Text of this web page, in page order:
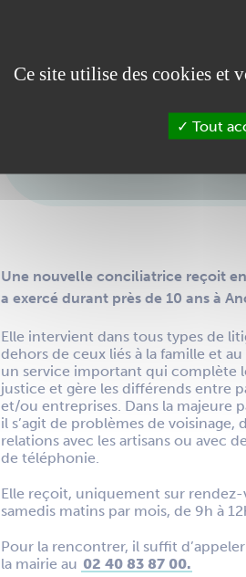
Une
Une nouvelle conciliatrice reçoit en
a exercé durant près de 10 ans à
Elle intervient dans tous types de
dehors de ceux liés à la famille et au
un service important qui complète
justice et gère les différends entre
et/ou entreprises. Dans la majeure
il s’agit de problèmes de voisinage,
relations avec les artisans ou avec
de téléphonie.
Elle reçoit, uniquement sur rendez-
samedis matins par mois, de 9h à
Pour la rencontrer, il suffit
la mairie au 02 40 83 87 00.
Ce site utilise des cookies et
Tout